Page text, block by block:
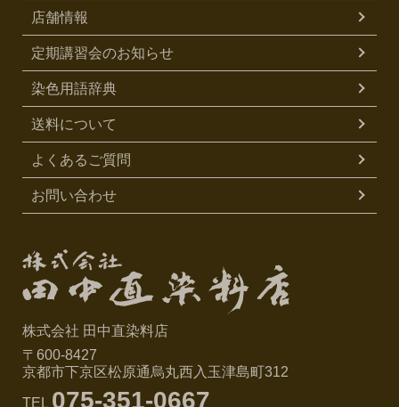
店舗情報
定期講習会のお知らせ
染色用語辞典
送料について
よくあるご質問
お問い合わせ
株式会社 田中直染料店
〒600-8427
京都市下京区松原通烏丸西入玉津島町312
TEL 075-351-0667